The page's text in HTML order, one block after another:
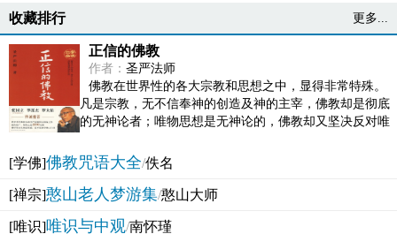
收藏排行 更多...
正信的佛教
作者： 圣严法师
佛教在世界性的各大宗教和思想之中，显得非常特殊。
凡是宗教，无不信奉神的创造及神的主宰，佛教却是彻底
的无神论者；唯物思想是无神论的，佛教却又坚决反对唯
[学佛]佛教咒语大全/佚名
[禅宗]憨山老人梦游集/憨山大师
[唯识]唯识与中观/南怀瑾